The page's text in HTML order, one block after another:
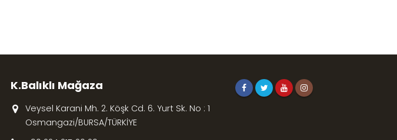
K.Balıklı Mağaza
Veysel Karani Mh. 2. Köşk Cd. 6. Yurt Sk. No : 1
Osmangazi/BURSA/TÜRKİYE